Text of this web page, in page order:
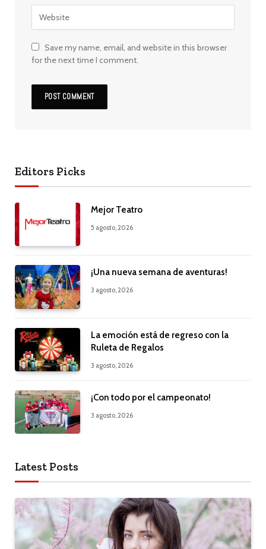
Save my name, email, and website in this browser
for the next time I comment.
Editors Picks
Mejor Teatro
5 agosto, 2026
¡Una nueva semana de aventuras!
3 agosto, 2026
La emoción está de regreso con la
Ruleta de Regalos
3 agosto, 2026
¡Con todo por el campeonato!
3 agosto, 2026
Latest Posts